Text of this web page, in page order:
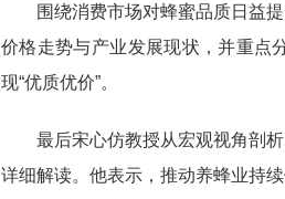
围绕消费市场对蜂蜜品质日益
价格走势与产业发展现状，并重点
现“优质优价”。
最后宋心仿教授从宏观视角剖
详细解读。他表示，推动养蜂业持